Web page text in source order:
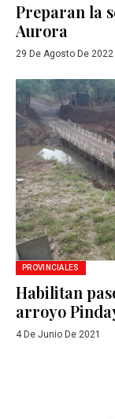
Preparan la
Aurora
29 De Agosto De 2022
PROVINCIALES
Habilitan
arroyo
4 De Junio De 2021